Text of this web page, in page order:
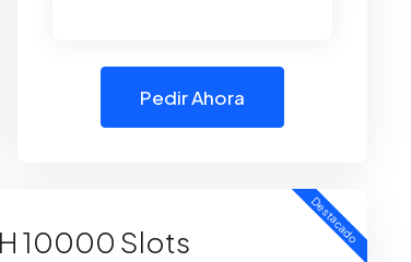
Pedir Ahora
Destacado
10000 Slots